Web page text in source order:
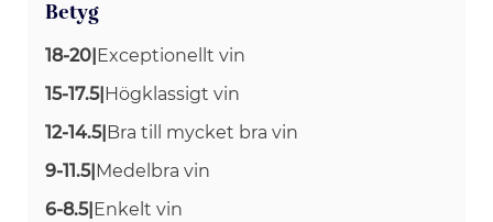
Betyg
18-20 Exceptionellt vin
15-17.5| Högklassigt vin
12-14.5| Bra till mycket bra vin
9-11.5| Medelbra vin
6-8.5| Enkelt vin